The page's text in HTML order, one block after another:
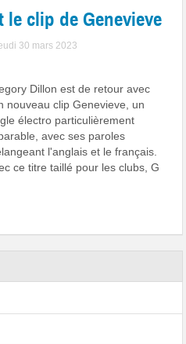
clip de Genevieve
30 mars 2023
Dillon est de retour avec
nouveau clip Genevieve, un
électro particulièrement
avec ses paroles
l'anglais et le français.
ce titre taillé pour les clubs, G